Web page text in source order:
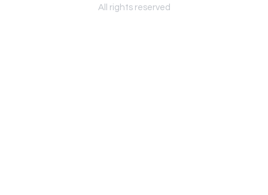
All rights reserved